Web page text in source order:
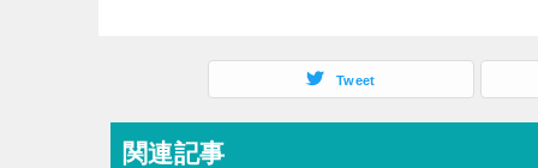
Tweet
関連記事